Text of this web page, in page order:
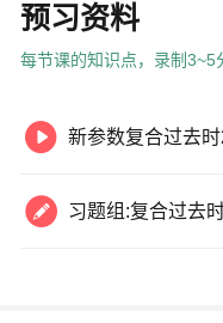
预习资料
每节课的知识点，录制3~5
 新参数复合过去时
 习题组:复合过去